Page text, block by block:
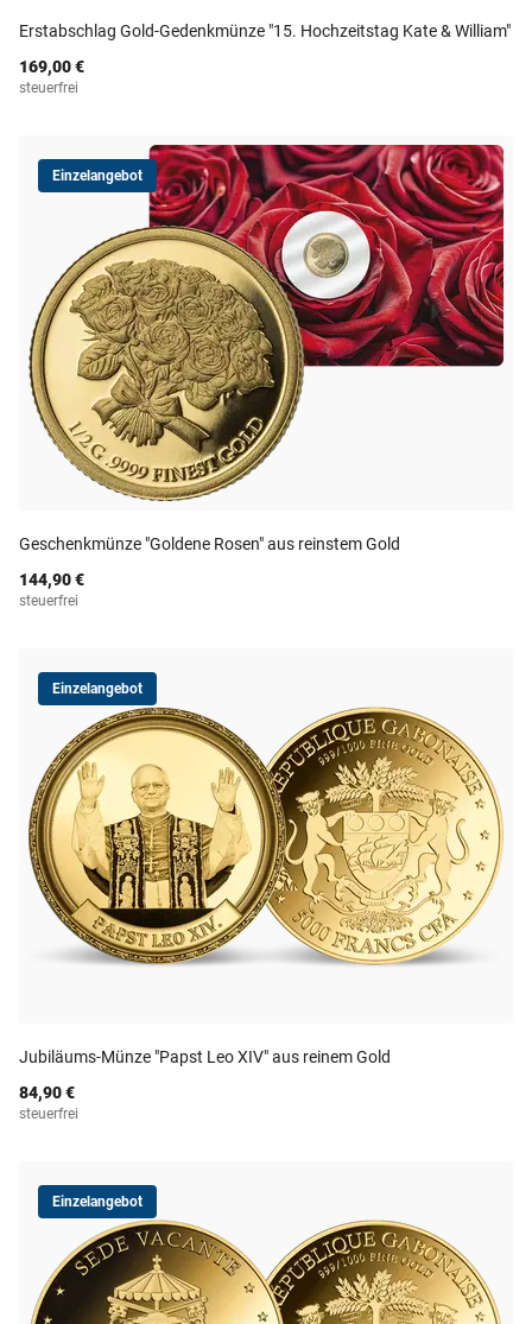
Erstabschlag Gold-Gedenkmünze "15. Hochzeitstag Kate & William"
169,00 €
steuerfrei
Einzelangebot
Geschenkmünze "Goldene Rosen" aus reinstem Gold
144,90 €
steuerfrei
Einzelangebot
Jubiläums-Münze "Papst Leo XIV" aus reinem Gold
84,90 €
steuerfrei
Einzelangebot